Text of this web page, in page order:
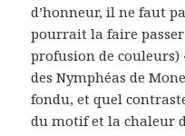
d’honneur, il ne faut
pourrait la faire passer
profusion de couleurs)
des Nymphéas de
fondu, et quel
du motif et la chaleur